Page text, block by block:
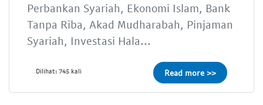
Perbankan Syariah, Ekonomi Islam, Bank
Tanpa Riba, Akad Mudharabah, Pinjaman
Syariah, Investasi Hala...
Dilihat: 745 kali Read more >>